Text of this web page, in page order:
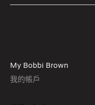
My Bobbi Brown
我的帳戶